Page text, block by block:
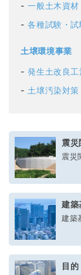
一般土木資材
各種試験・
土壌環境事業
発生土改良工
土壌汚染対策
震災
震災
建築
建築
目